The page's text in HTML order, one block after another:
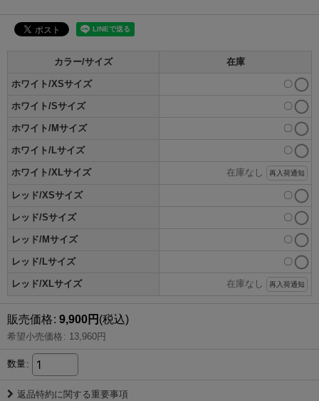
カラー/サイズ 在庫
ホワイト/XSサイズ 〇
ホワイト/Sサイズ 〇
ホワイト/Mサイズ 〇
ホワイト/Lサイズ 〇
ホワイト/XLサイズ 在庫なし 再入荷通知
レッド/XSサイズ 〇
レッド/Sサイズ 〇
レッド/Mサイズ 〇
レッド/Lサイズ 〇
レッド/XLサイズ 在庫なし 再入荷通知
販売価格: 9,900円 (税込)
希望小売価格 : 13,960円
数量:
返品特約に関する重要事項